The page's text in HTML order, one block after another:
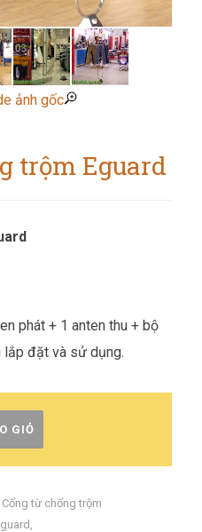
ảnh gốc
trộm Eguard
phát + 1 anten thu + bộ
lắp đặt và sử dụng.
GIỎ
Cổng từ chống trộm
,